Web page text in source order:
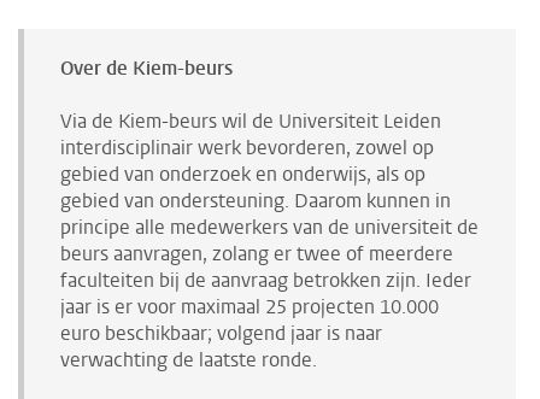
Over de Kiem-beurs
Via de Kiem-beurs wil de Universiteit Leiden
interdisciplinair werk bevorderen, zowel op
gebied van onderzoek en onderwijs, als op
gebied van ondersteuning. Daarom kunnen in
principe alle medewerkers van de universiteit de
beurs aanvragen, zolang er twee of meerdere
faculteiten bij de aanvraag betrokken zijn. Ieder
jaar is er voor maximaal 25 projecten 10.000
euro beschikbaar; volgend jaar is naar
verwachting de laatste ronde.